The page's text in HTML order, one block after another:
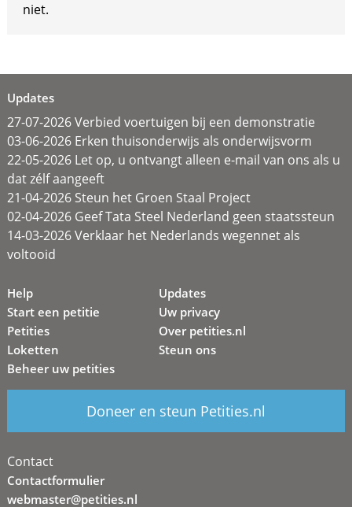
niet.
Updates
27-07-2026 Verbied voertuigen bij een demonstratie
03-06-2026 Erken thuisonderwijs als onderwijsvorm
22-05-2026 Let op, u ontvangt alleen e-mail van ons als u
dat zélf aangeeft
21-04-2026 Steun het Groen Staal Project
02-04-2026 Geef Tata Steel Nederland geen staatssteun
14-03-2026 Verklaar het Nederlands wegennet als
voltooid
Help
Start een petitie
Petities
Loketten
Beheer uw petities
Updates
Uw privacy
Over petities.nl
Steun ons
Doneer en steun Petities.nl
Contact
Contactformulier
webmaster@petities.nl